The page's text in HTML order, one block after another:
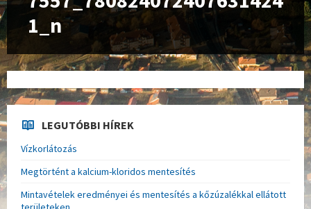
1_n
LEGUTÓBBI HÍREK
Vízkorlátozás
Megtörtént a kalcium-kloridos mentesítés
Mintavételek eredményei és mentesítés a kőzúzalékkal ellátott